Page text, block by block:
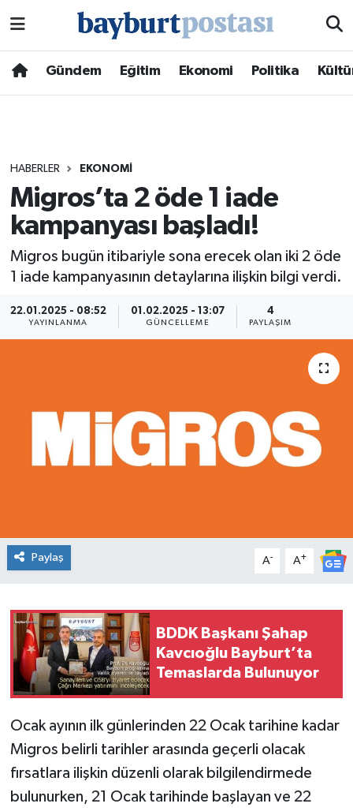
Gündem Eğitim Ekonomi Politika
HABERLER EKONOMI
Migros’ta 2 öde 1 iade
kampanyası başladı!
Migros bugün itibariyle sona erecek olan iki 2 öde
1 iade kampanyasının detaylarına ilişkin bilgi verdi.
22.01.2025 - 08:52
YAYINLANMA
01.02.2025 - 13:07
GÜNCELLEME
4
PAYLAŞIM
Paylaş A- A+
BDDK Başkanı Şahap
Kavcıoğlu Bayburt’ta
Temaslarda Bulunuyor
Ocak ayının ilk günlerinden 22 Ocak tarihine kadar
Migros belirli tarihler arasında geçerli olacak
fırsatlara ilişkin düzenli olarak bilgilendirmede
bulunurken, 21 Ocak tarihinde başlayan ve 22
Hava Durumu
Süper Lig Puan Durumu ve Fikstür
Tüm Manşetler
Haber Arşivi